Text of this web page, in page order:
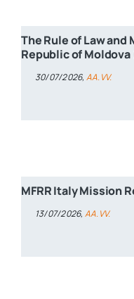
The Rule of Law and
Republic of
30/07/2026, AA.VV.
MFRR Italy Mission
13/07/2026, AA.VV.